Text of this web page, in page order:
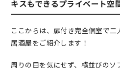
キスもできるプライベート空
ここからは、扉付き完全個室で
居酒屋をご紹介します！
周りの目を気にせず、横並びの